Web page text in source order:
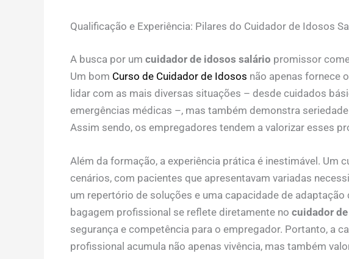
Qualificação e Experiência: Pilares do Cuidador de Idosos
A busca por um cuidador de idosos salário promissor
Um bom Curso de Cuidador de Idosos não apenas fornece
lidar com as mais diversas situações – desde cuidados
emergências médicas –, mas também demonstra
Assim sendo, os empregadores tendem a valorizar esses
Além da formação, a experiência prática é inestimável. Um
cenários, com pacientes que apresentavam variadas
um repertório de soluções e uma capacidade de
bagagem profissional se reflete diretamente no cuidador
segurança e competência para o empregador. Portanto, a
profissional acumula não apenas vivência, mas também